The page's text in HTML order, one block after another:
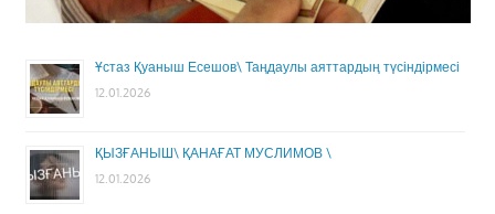
Ұстаз Қуаныш Есешов\ Таңдаулы аяттардың түсіндірмесі
12.01.2026
ҚЫЗҒАНЫШ\ ҚАНАҒАТ МУСЛИМОВ \
12.01.2026